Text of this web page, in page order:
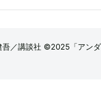
／講談社 ©2025「アン